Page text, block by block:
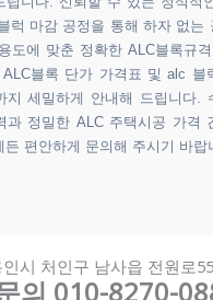
럭 마감 공정을 통해 하자 없는
도에 맞춘 정확한 ALC블록규
블록 단가 가격표 및 alc 블
지 세밀하게 안내해 드립니다.
과 정밀한 ALC 주택시공 가격
든 편안하게 문의해 주시기 바랍
인시 처인구 남사읍 전원로
의 010-8270-